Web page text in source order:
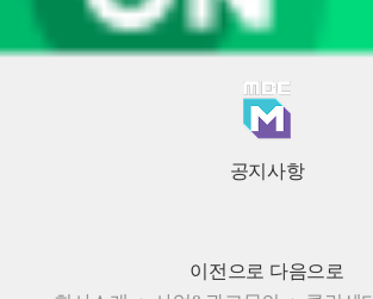
공지사항
이전으로 다음으로